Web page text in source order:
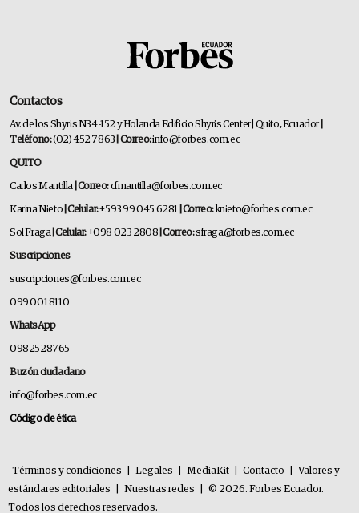
Contactos
Av. de los Shyris N34-152 y Holanda Edificio Shyris Center | Quito, Ecuador
Teléfono:(02) 452 7863 | Correo:info@forbes.com.ec
QUITO
Carlos Mantilla | Correo:cfmantilla@forbes.com.ec
Karina Nieto | Celular:+593 99 045 6281 | Correo: knieto@forbes.com.ec
Sol Fraga | Celular:+098 023 2808 | Correo:sfraga@forbes.com.ec
Suscripciones
suscripciones@forbes.com.ec
099 001 8110
WhatsApp
0982528765
Buzón ciudadano
info@forbes.com.ec
Código de ética
Términos y condiciones Legales MediaKit Contacto
Valores y
estándares editoriales
Nuestras redes
© 2026. Forbes Ecuador.
Todos los derechos reservados.